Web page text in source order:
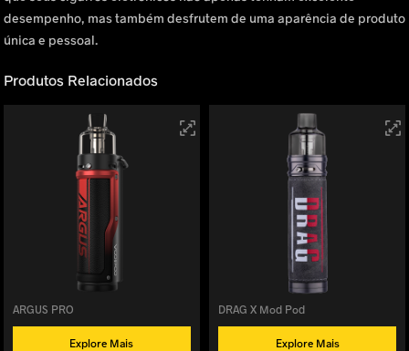
desempenho, mas também desfrutem de uma aparência de produto
única e pessoal.
Produtos Relacionados
ARGUS PRO
Explore Mais
DRAG X Mod Pod
Explore Mais